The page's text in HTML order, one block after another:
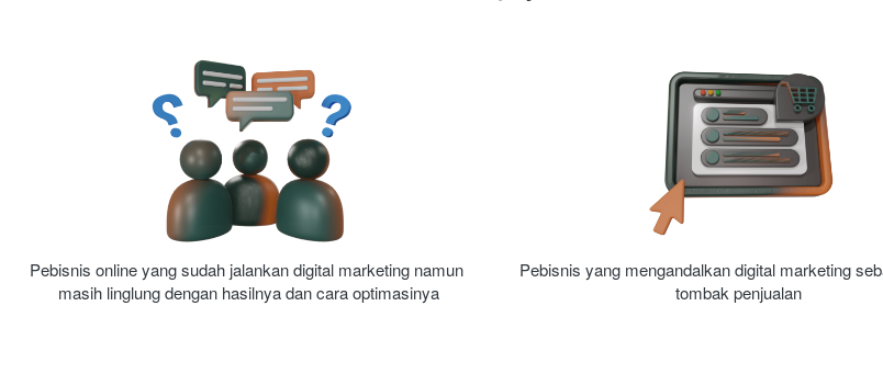
Pebisnis online yang sudah jalankan digital marketing namun
masih linglung dengan hasilnya dan cara optimasinya
Pebisnis yang mengandalkan digital marketing
tombak penjualan